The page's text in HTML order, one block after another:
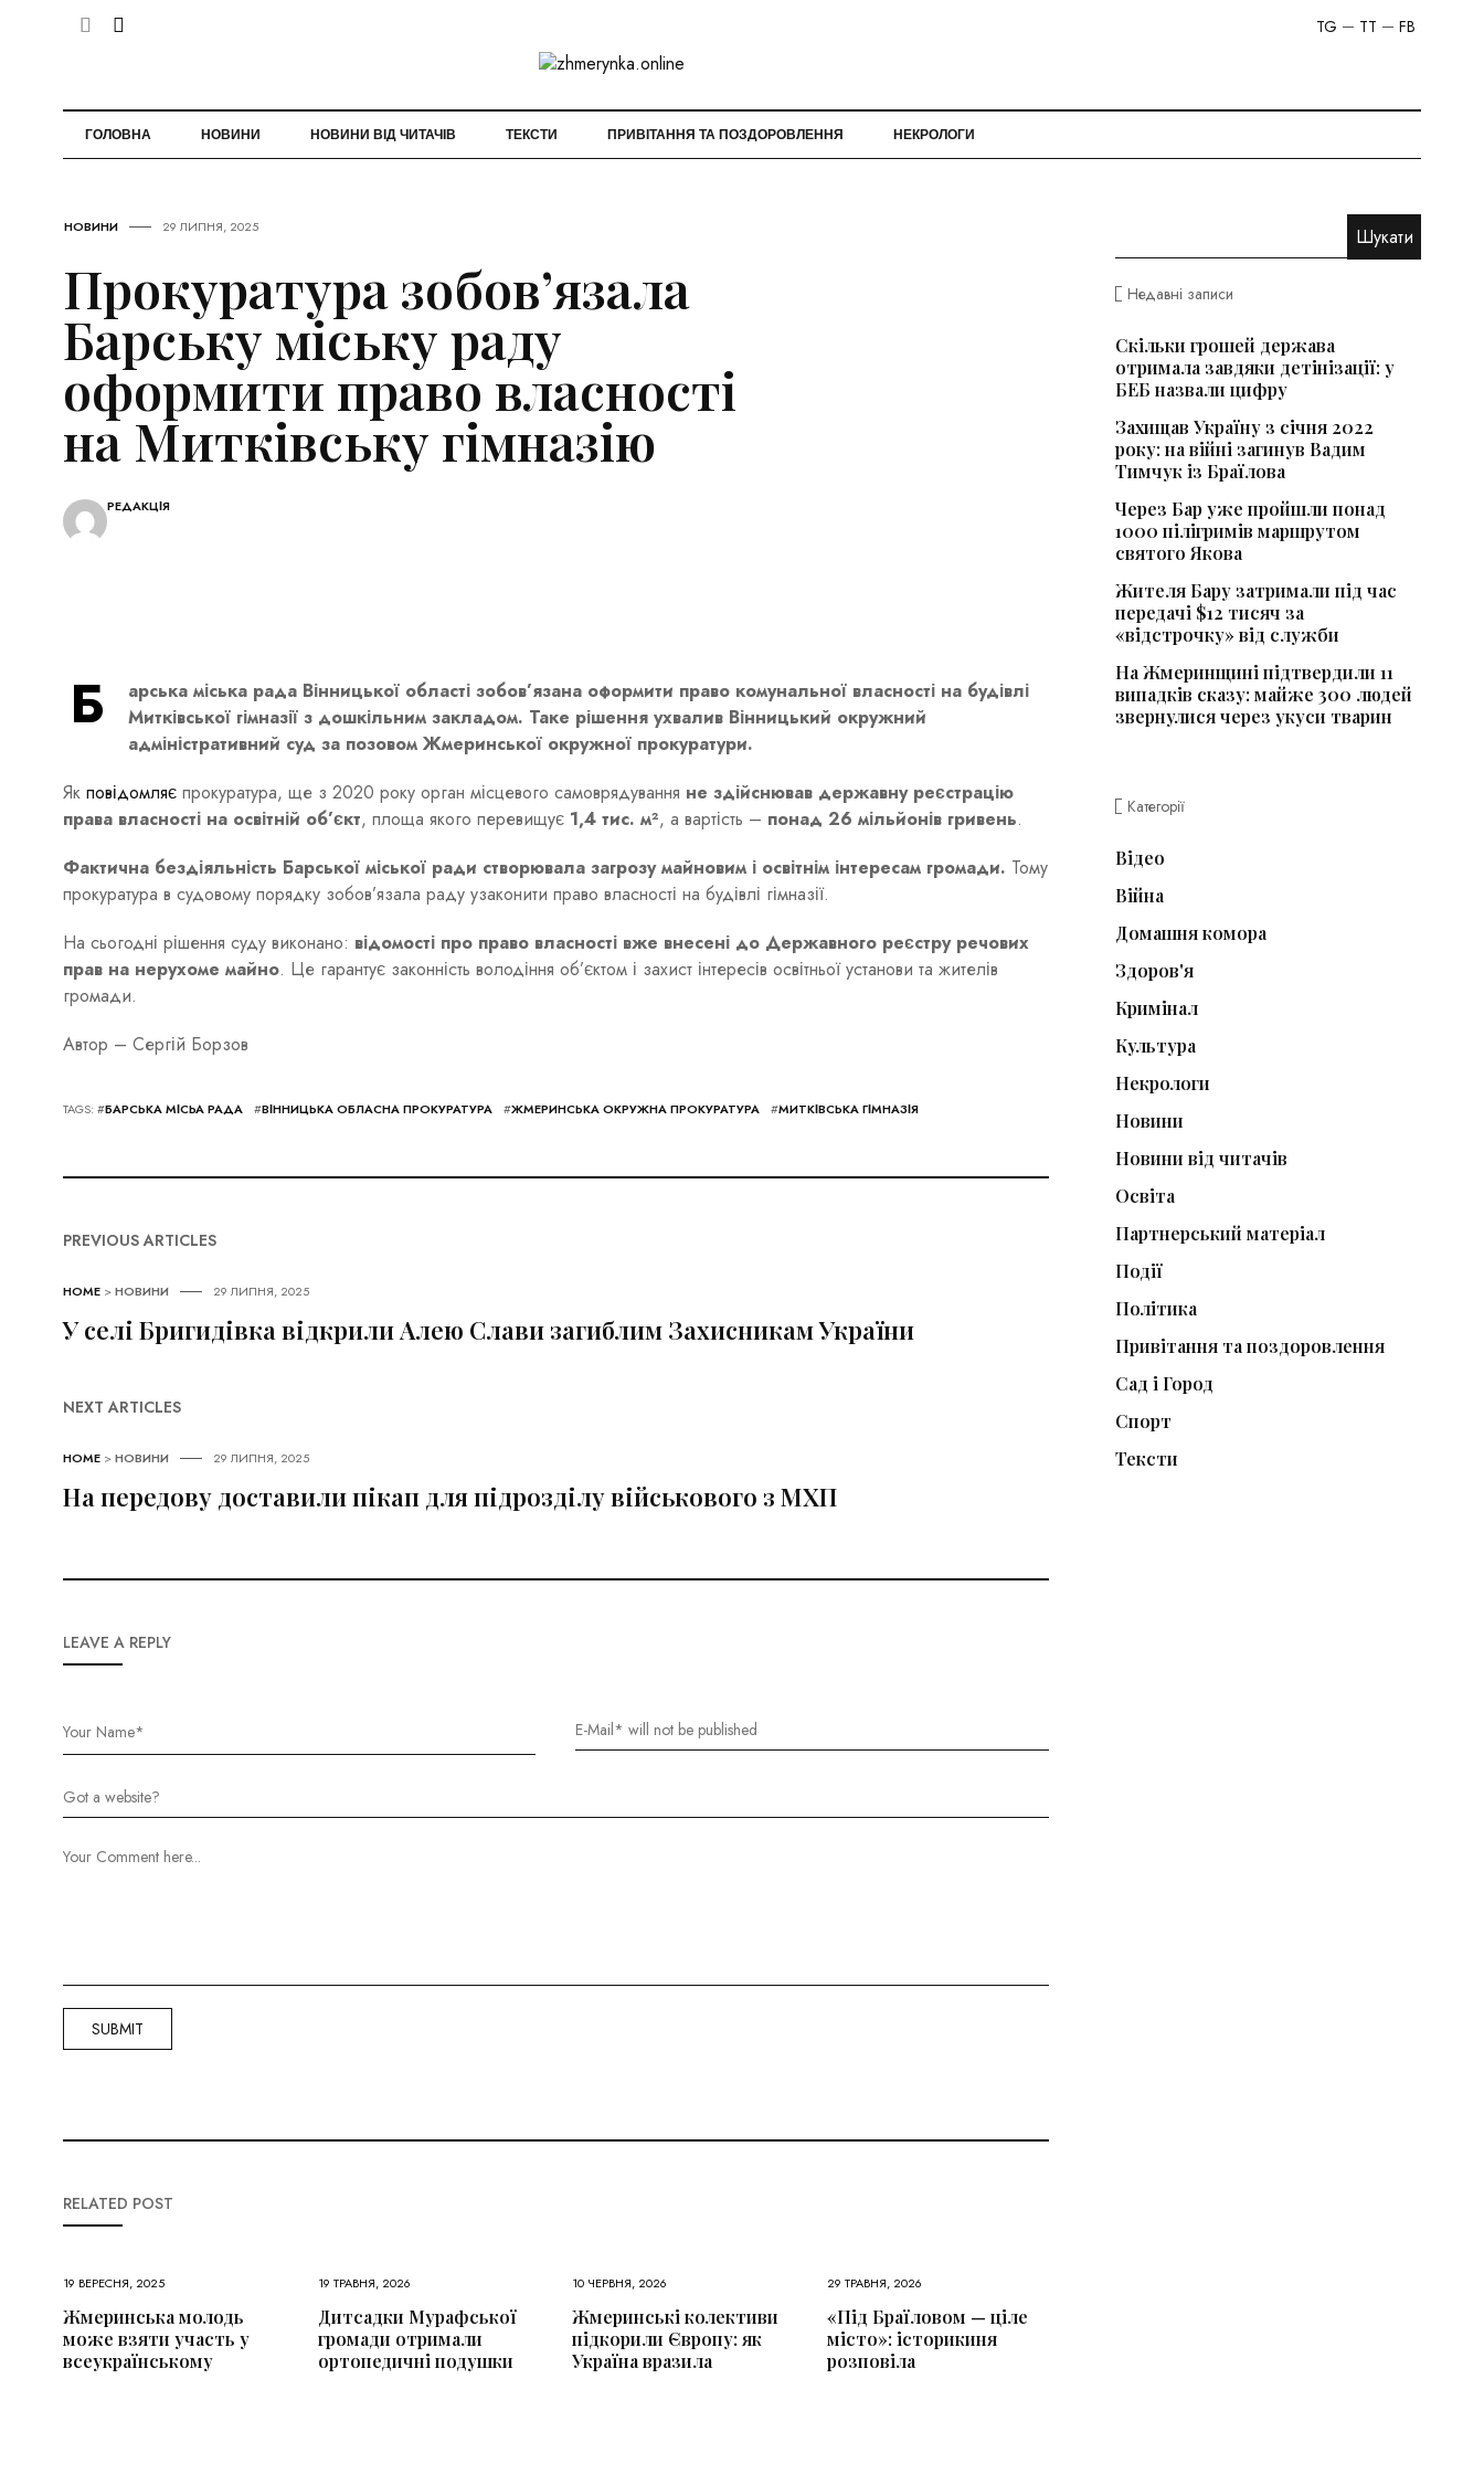
FB
TT
TG
ГОЛОВНА НОВИНИ НОВИНИ ВІД ЧИТАЧІВ ТЕКСТИ ПРИВІТАННЯ ТА ПОЗДОРОВЛЕННЯ НЕКРОЛОГИ
НОВИНИ 29 ЛИПНЯ, 2025
Прокуратура зобов’язала
Барську міську раду
оформити право власності
на Митківську гімназію
РЕДАКЦІЯ
Б
арська міська рада Вінницької області зобов’язана оформити право комунальної власності на будівлі
Митківської гімназії з дошкільним закладом. Таке рішення ухвалив Вінницький окружний
адміністративний суд за позовом Жмеринської окружної прокуратури.
Як повідомляє прокуратура, ще з 2020 року орган місцевого самоврядування не здійснював державну реєстрацію
права власності на освітній об’єкт, площа якого перевищує 1,4 тис. м², а вартість – понад 26 мільйонів гривень.
Фактична бездіяльність Барської міської ради створювала загрозу майновим і освітнім інтересам громади. Тому
прокуратура в судовому порядку зобов’язала раду узаконити право власності на будівлі гімназії.
На сьогодні рішення суду виконано: відомості про право власності вже внесені до Державного реєстру речових
прав на нерухоме майно. Це гарантує законність володіння об’єктом і захист інтересів освітньої установи та жителів
громади.
Автор – Сергій Борзов
TAGS: #БАРСЬКА МІСЬА РАДА #ВІННИЦЬКА ОБЛАСНА ПРОКУРАТУРА #ЖМЕРИНСЬКА ОКРУЖНА ПРОКУРАТУРА #МИТКІВСЬКА ГІМНАЗІЯ
PREVIOUS ARTICLES
HOME >НОВИНИ 29 ЛИПНЯ, 2025
У селі Бригидівка відкрили Алею Слави загиблим Захисникам України
NEXT ARTICLES
HOME >НОВИНИ 29 ЛИПНЯ, 2025
На передову доставили пікап для підрозділу військового з МХП
LEAVE A REPLY
RELATED POST
19 ВЕРЕСНЯ, 2025
Жмеринська молодь
може взяти участь у
всеукраїнському
19 ТРАВНЯ, 2026
Дитсадки Мурафської
громади отримали
ортопедичні подушки
10 ЧЕРВНЯ, 2026
Жмеринські колективи
підкорили Європу: як
Україна вразила
29 ТРАВНЯ, 2026
«Під Браїловом — ціле
місто»: історикиня
розповіла
Недавні записи
Скільки грошей держава
отримала завдяки детінізації: у
БЕБ назвали цифру
Захищав Україну з січня 2022
року: на війні загинув Вадим
Тимчук із Браїлова
Через Бар уже пройшли понад
1000 пілігримів маршрутом
святого Якова
Жителя Бару затримали під час
передачі $12 тисяч за
«відстрочку» від служби
На Жмеринщині підтвердили 11
випадків сказу: майже 300 людей
звернулися через укуси тварин
Категорії
Відео
Війна
Домашня комора
Здоров'я
Кримінал
Культура
Некрологи
Новини
Новини від читачів
Освіта
Партнерський матеріал
Події
Політика
Привітання та поздоровлення
Сад і Город
Спорт
Тексти